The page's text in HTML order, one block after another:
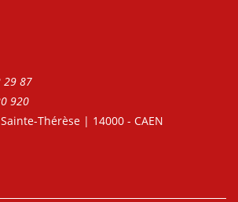
29 87
920
Thérèse | 14000 - CAEN